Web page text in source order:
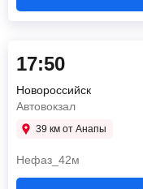
17:50
Новороссийск
Автовокзал
39 км от Анапы
Нефаз_42м